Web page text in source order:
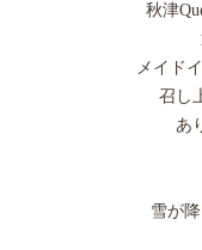
秋津
メイド
召し
あ
雪が